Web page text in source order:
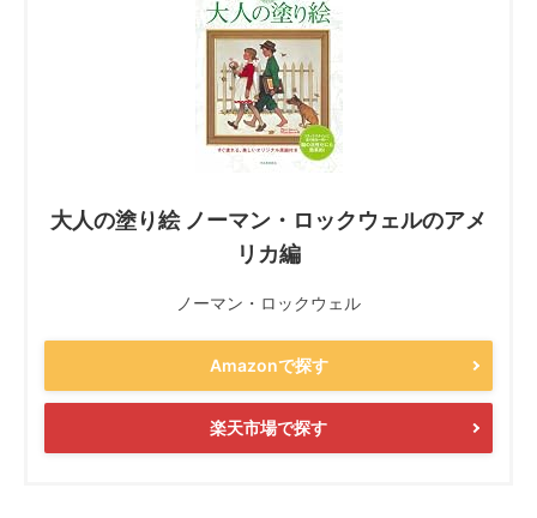
大人の塗り絵 ノーマン・ロックウェルのアメ
リカ編
ノーマン・ロックウェル
Amazonで探す
楽天市場で探す